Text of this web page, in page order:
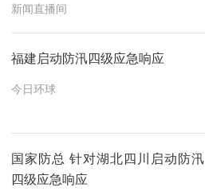
新闻直播间
福建启动防汛四级应急响应
今日环球
国家防总 针对湖北四川启动防汛
四级应急响应